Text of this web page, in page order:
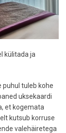
külitada ja
puhul tuleb kohe
uksekaardi
et kogemata
kutsub korruse
valehäiretega